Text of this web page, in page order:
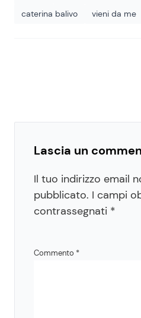
caterina balivo
vieni da me
Lascia un
Il tuo indirizzo email
pubblicato. I campi
contrassegnati *
Commento *